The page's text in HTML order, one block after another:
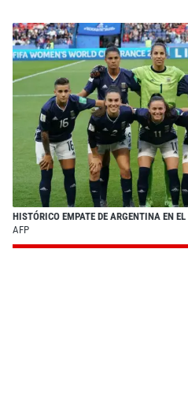
HISTÓRICO EMPATE DE ARGENTINA EN
AFP